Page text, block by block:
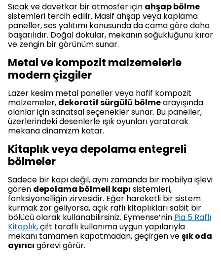
Sıcak ve davetkar bir atmosfer için ahşap bölme
sistemleri tercih edilir. Masif ahşap veya kaplama
paneller, ses yalıtımı konusunda da cama göre daha
başarılıdır. Doğal dokular, mekanın soğukluğunu kırar
ve zengin bir görünüm sunar.
Metal ve kompozit malzemelerle
modern çizgiler
Lazer kesim metal paneller veya hafif kompozit
malzemeler, dekoratif sürgülü bölmearayışında
olanlar için sanatsal seçenekler sunar. Bu paneller,
üzerlerindeki desenlerle ışık oyunları yaratarak
mekana dinamizm katar.
Kitaplık veya depolama entegreli
bölmeler
Sadece bir kapı değil, aynı zamanda bir mobilya işlevi
gören depolama bölmeli kapı sistemleri,
fonksiyonelliğin zirvesidir. Eğer hareketli bir sistem
kurmak zor geliyorsa, açık raflı kitaplıkları sabit bir
bölücü olarak kullanabilirsiniz. Eymense’nin Pia 5 Raflı
Kitaplık, çift taraflı kullanıma uygun yapılarıyla
mekanı tamamen kapatmadan, geçirgen veşık oda
ayırıcı görevi görür.